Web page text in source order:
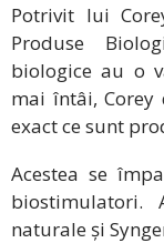
Potrivit lui
Produse
biologice au o
mai întâi, Corey
exact ce sunt
Acestea se
biostimulatori.
naturale și